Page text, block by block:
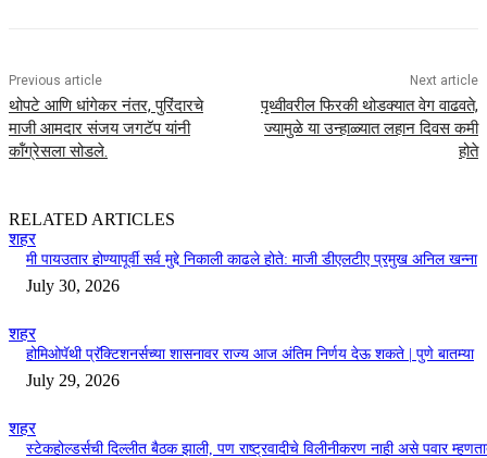
Previous article
थोपटे आणि धांगेकर नंतर, पुरिंदारचे
माजी आमदार संजय जगटॅप यांनी
कॉंग्रेसला सोडले.
Next article
पृथ्वीवरील फिरकी थोडक्यात वेग वाढवते,
ज्यामुळे या उन्हाळ्यात लहान दिवस कमी
होते
RELATED ARTICLES
शहर
मी पायउतार होण्यापूर्वी सर्व मुद्दे निकाली काढले होते: माजी डीएलटीए प्रमुख अनिल खन्ना
July 30, 2026
शहर
होमिओपॅथी प्रॅक्टिशनर्सच्या शासनावर राज्य आज अंतिम निर्णय देऊ शकते | पुणे बातम्या
July 29, 2026
शहर
स्टेकहोल्डर्सची दिल्लीत बैठक झाली, पण राष्ट्रवादीचे विलीनीकरण नाही असे पवार